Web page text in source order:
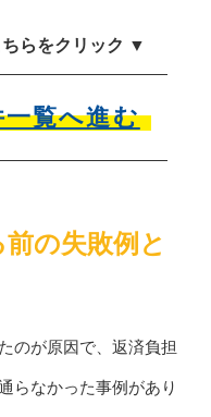
らをクリック ▼
覧へ進む
の失敗例と
のが原因で、返済負担
らなかった事例があり